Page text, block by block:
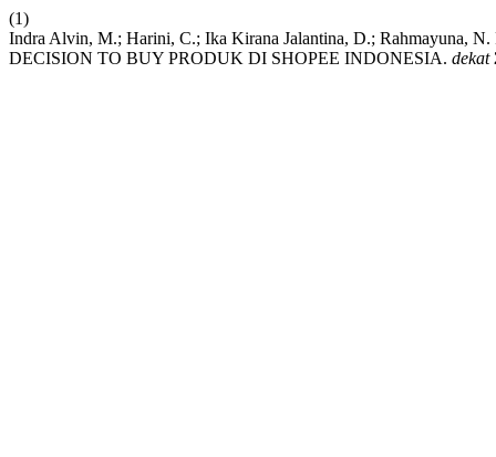
(1)
Indra Alvin, M.; Harini, C.; Ika Kirana Jalantina, D.;
DECISION TO BUY PRODUK DI SHOPEE INDONESIA. dekat